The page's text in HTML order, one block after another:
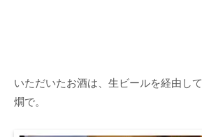
いただいたお酒は、生ビールを経由し
燗で。